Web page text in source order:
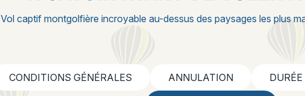
Vol captif montgolfière incroyable au-dessus des paysages les plus
CONDITIONS GÉNÉRALES ANNULATION